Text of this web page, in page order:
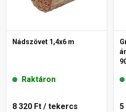
Nádszövet 1,4x6 m
Raktáron
8 320 Ft / tekercs 5